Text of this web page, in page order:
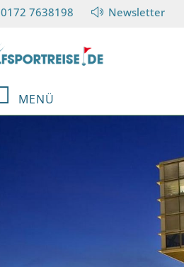
0172 7638198 Newsletter
MENÜ